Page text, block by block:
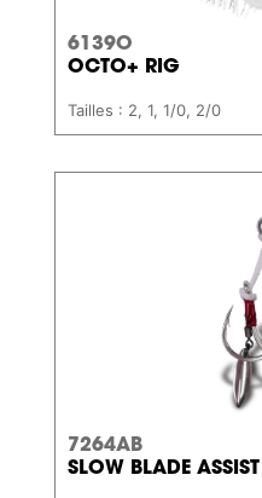
6139O
OCTO+ RIG
Tailles : 2, 1, 1/0, 2/0
7264AB
SLOW BLADE ASSIST